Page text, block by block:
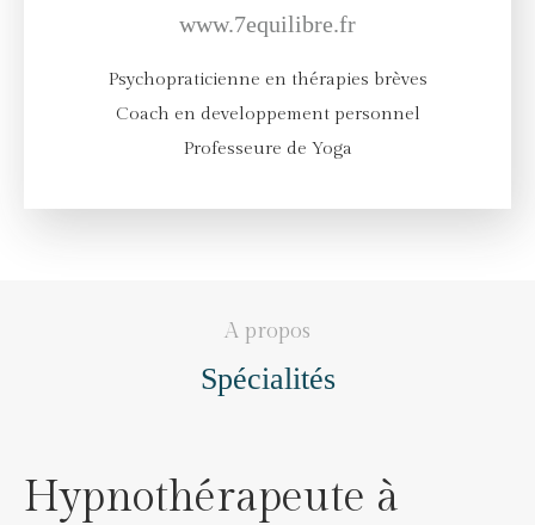
www.7equilibre.fr
Psychopraticienne en thérapies brèves
Coach en developpement personnel
Professeure de Yoga
A propos
Spécialités
Hypnothérapeute à